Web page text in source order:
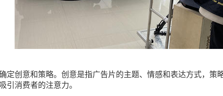
定创意和策略。创意是指广告片的主题、情感和表达方式，
引消费者的注意力。